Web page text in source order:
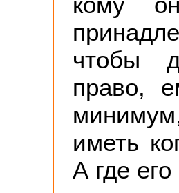
чтобы
право,
иметь
А где его